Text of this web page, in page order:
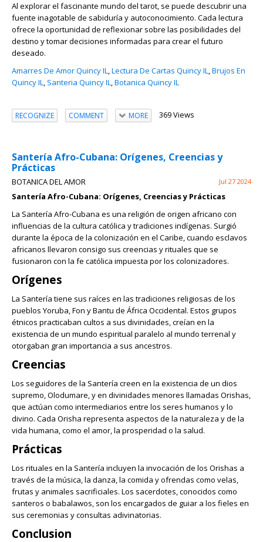
Al explorar el fascinante mundo del tarot, se puede descubrir una
fuente inagotable de sabiduría y autoconocimiento. Cada lectura
ofrece la oportunidad de reflexionar sobre las posibilidades del
destino y tomar decisiones informadas para crear el futuro
deseado.
Amarres De Amor Quincy IL,Lectura De Cartas Quincy IL,Brujos En
Quincy IL, Santeria Quincy IL,Botanica Quincy IL
RECOGNIZE COMMENT MORE 369 Views
Santería Afro-Cubana: Orígenes, Creencias y
Prácticas
BOTANICA DEL AMOR Jul 27 2024
Santería Afro-Cubana: Orígenes, Creencias y Prácticas
La Santería Afro-Cubana es una religión de origen africano con
influencias de la cultura católica y tradiciones indígenas. Surgió
durante la época de la colonización en el Caribe, cuando esclavos
africanos llevaron consigo sus creencias y rituales que se
fusionaron con la fe católica impuesta por los colonizadores.
Orígenes
La Santería tiene sus raíces en las tradiciones religiosas de los
pueblos Yoruba, Fon y Bantu de África Occidental. Estos grupos
étnicos practicaban cultos a sus divinidades, creían en la
existencia de un mundo espiritual paralelo al mundo terrenal y
otorgaban gran importancia a sus ancestros.
Creencias
Los seguidores de la Santería creen en la existencia de un dios
supremo, Olodumare, y en divinidades menores llamadas Orishas,
que actúan como intermediarios entre los seres humanos y lo
divino. Cada Orisha representa aspectos de la naturaleza y de la
vida humana, como el amor, la prosperidad o la salud.
Prácticas
Los rituales en la Santería incluyen la invocación de los Orishas a
través de la música, la danza, la comida y ofrendas como velas,
frutas y animales sacrificiales. Los sacerdotes, conocidos como
santeros o babalawos, son los encargados de guiar a los fieles en
sus ceremonias y consultas adivinatorias.
Conclusion